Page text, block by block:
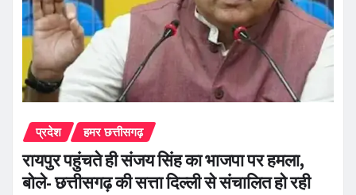
प्रदेश हमर छत्तीसगढ़
रायपुर पहुंचते ही संजय सिंह का भाजपा पर हमला,
बोले- छत्तीसगढ़ की सत्ता दिल्ली से संचालित हो रही